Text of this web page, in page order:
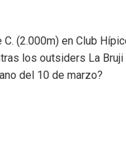
(2.000m) en Club
los outsiders La
del 10 de marzo?